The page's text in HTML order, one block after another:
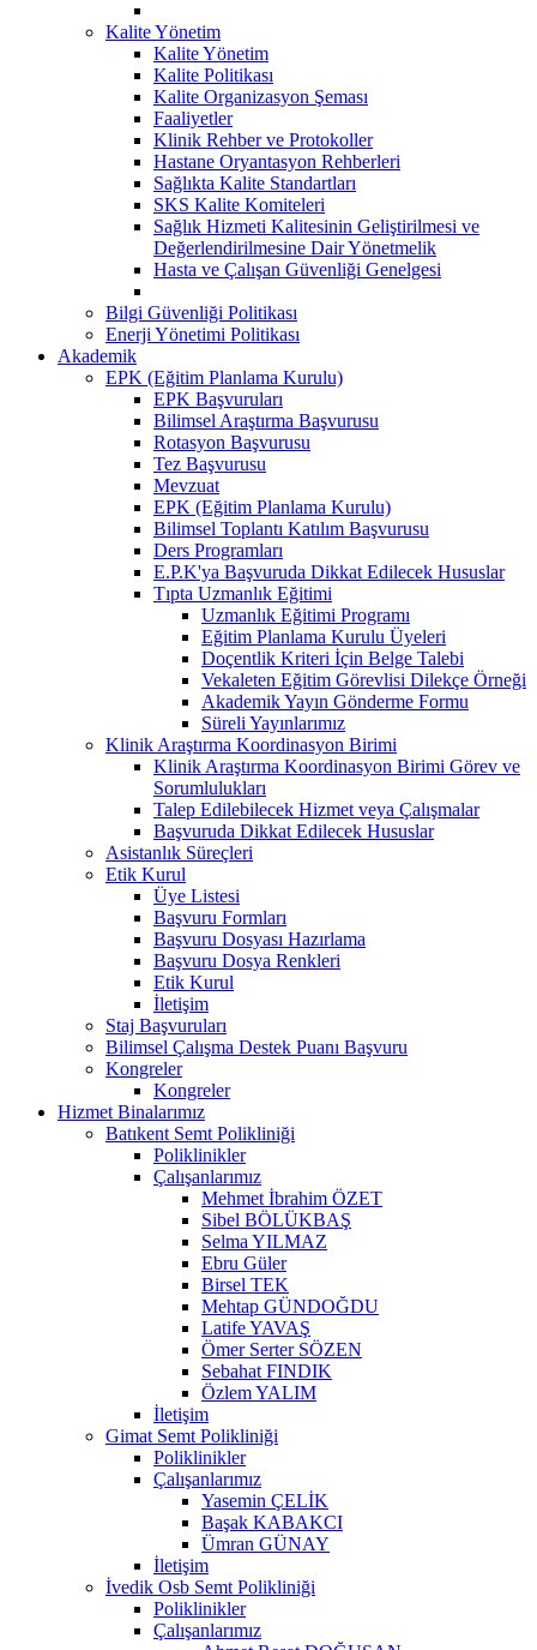
Kalite Yönetim
Kalite Yönetim
Kalite Politikası
Kalite Organizasyon Şeması
Faaliyetler
Klinik Rehber ve Protokoller
Hastane Oryantasyon Rehberleri
Sağlıkta Kalite Standartları
SKS Kalite Komiteleri
Sağlık Hizmeti Kalitesinin Geliştirilmesi ve
Değerlendirilmesine Dair Yönetmelik
Hasta ve Çalışan Güvenliği Genelgesi
Bilgi Güvenliği Politikası
Enerji Yönetimi Politikası
Akademik
EPK (Eğitim Planlama Kurulu)
EPK Başvuruları
Bilimsel Araştırma Başvurusu
Rotasyon Başvurusu
Tez Başvurusu
Mevzuat
EPK (Eğitim Planlama Kurulu)
Bilimsel Toplantı Katılım Başvurusu
Ders Programları
E.P.K'ya Başvuruda Dikkat Edilecek Hususlar
Tıpta Uzmanlık Eğitimi
Uzmanlık Eğitimi Programı
Eğitim Planlama Kurulu Üyeleri
Doçentlik Kriteri İçin Belge Talebi
Vekaleten Eğitim Görevlisi Dilekçe Örneği
Akademik Yayın Gönderme Formu
Süreli Yayınlarımız
Klinik Araştırma Koordinasyon Birimi
Klinik Araştırma Koordinasyon Birimi Görev ve
Sorumlulukları
Talep Edilebilecek Hizmet veya Çalışmalar
Başvuruda Dikkat Edilecek Hususlar
Asistanlık Süreçleri
Etik Kurul
Üye Listesi
Başvuru Formları
Başvuru Dosyası Hazırlama
Başvuru Dosya Renkleri
Etik Kurul
İletişim
Staj Başvuruları
Bilimsel Çalışma Destek Puanı Başvuru
Kongreler
Kongreler
Hizmet Binalarımız
Batıkent Semt Polikliniği
Poliklinikler
Çalışanlarımız
Mehmet İbrahim ÖZET
Sibel BÖLÜKBAŞ
Selma YILMAZ
Ebru Güler
Birsel TEK
Mehtap GÜNDOĞDU
Latife YAVAŞ
Ömer Serter SÖZEN
Sebahat FINDIK
Özlem YALIM
İletişim
Gimat Semt Polikliniği
Poliklinikler
Çalışanlarımız
Yasemin ÇELİK
Başak KABAKCI
Ümran GÜNAY
İletişim
İvedik Osb Semt Polikliniği
Poliklinikler
Çalışanlarımız